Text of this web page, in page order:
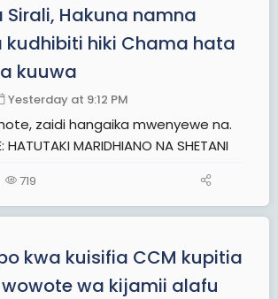
Hakuna namna
hiki Chama hata
kuuwa
Yesterday at 9:12 PM
zaidi hangaika mwenyewe na.
HATUTAKI MARIDHIANO NA SHETANI
719
kwa kuisifia CCM kupitia
wa kijamii alafu